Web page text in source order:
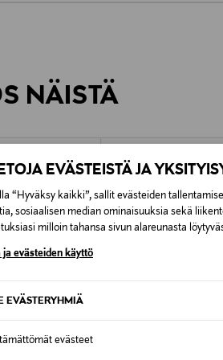
EVÄSTEISTÄ JA
“Hyväksy kaikki”, sallit evästeiden
sosiaalisen median ominaisuuksia sekä
milloin tahansa sivun alareunasta
ja evästeiden käyttö
EVÄSTERYHMIÄ
evästeet
Alk.
NÄISTÄ